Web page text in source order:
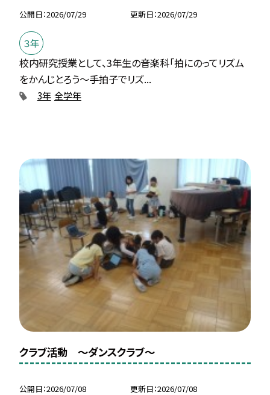
公開日 2026/07/29 更新日 2026/07/29
３年
校内研究授業として、3年生の音楽科「拍にのってリズム
をかんじとろう〜手拍子でリズ...
3年 全学年
クラブ活動 〜ダンスクラブ〜
公開日 2026/07/08 更新日 2026/07/08